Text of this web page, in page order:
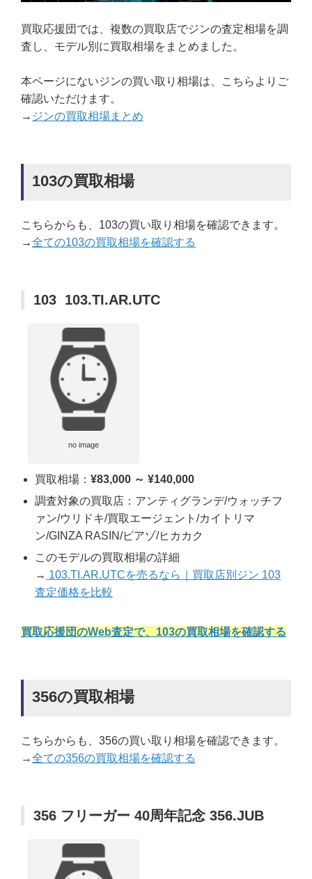
買取応援団では、複数の買取店でジンの査定相場を調
査し、モデル別に買取相場をまとめました。
本ページにないジンの買い取り相場は、こちらよりご
確認いただけます。
→ ジンの買取相場まとめ
103の買取相場
こちらからも、103の買い取り相場を確認できます。
→全ての103の買取相場を確認する
103 103.TI.AR.UTC
no image
買取相場： ¥83,000 ～ ¥140,000
調査対象の買取店：アンティグランデ/ウォッチフ
ァン/ウリドキ/買取エージェント/カイトリマ
ン/GINZA RASIN/ピアゾ/ヒカカク
このモデルの買取相場の詳細
→ 103.TI.AR.UTCを売るなら｜買取店別ジン 103
査定価格を比較
買取応援団のWeb査定で、103の買取相場を確認する
356の買取相場
こちらからも、356の買い取り相場を確認できます。
→全ての356の買取相場を確認する
356 フリーガー 40周年記念 356.JUB